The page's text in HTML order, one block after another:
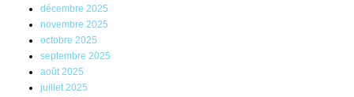
décembre 2025
novembre 2025
octobre 2025
septembre 2025
août 2025
juillet 2025